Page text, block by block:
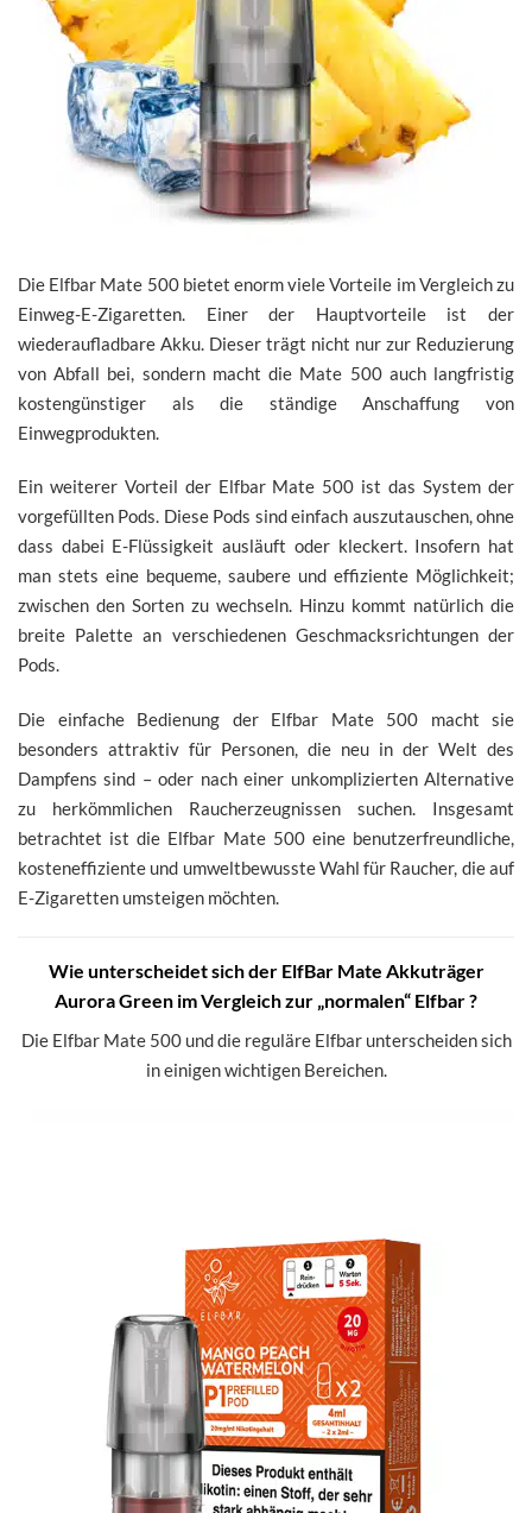
Die Elfbar Mate 500 bietet enorm viele Vorteile im Vergleich zu
Einweg-E-Zigaretten. Einer der Hauptvorteile ist der
wiederaufladbare Akku. Dieser trägt nicht nur zur Reduzierung
von Abfall bei, sondern macht die Mate 500 auch langfristig
kostengünstiger als die ständige Anschaffung von
Einwegprodukten.
Ein weiterer Vorteil der Elfbar Mate 500 ist das System der
vorgefüllten Pods. Diese Pods sind einfach auszutauschen, ohne
dass dabei E-Flüssigkeit ausläuft oder kleckert. Insofern hat
man stets eine bequeme, saubere und effiziente Möglichkeit;
zwischen den Sorten zu wechseln. Hinzu kommt natürlich die
breite Palette an verschiedenen Geschmacksrichtungen der
Pods.
Die einfache Bedienung der Elfbar Mate 500 macht sie
besonders attraktiv für Personen, die neu in der Welt des
Dampfens sind – oder nach einer unkomplizierten Alternative
zu herkömmlichen Raucherzeugnissen suchen. Insgesamt
betrachtet ist die Elfbar Mate 500 eine benutzerfreundliche,
kosteneffiziente und umweltbewusste Wahl für Raucher, die auf
E-Zigaretten umsteigen möchten.
Wie unterscheidet sich der ElfBar Mate Akkuträger
Aurora Green im Vergleich zur „normalen“ Elfbar ?
Die Elfbar Mate 500 und die reguläre Elfbar unterscheiden sich
in einigen wichtigen Bereichen.